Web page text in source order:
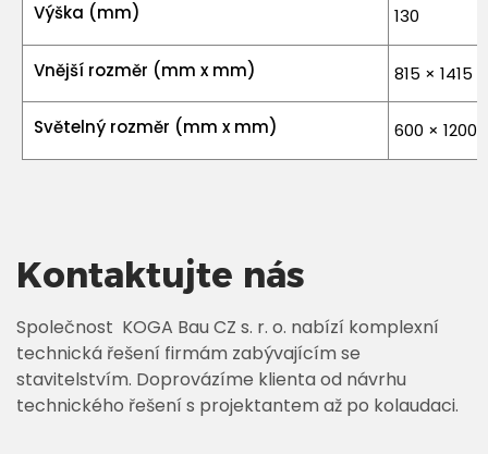
Výška (mm) 130
Vnější rozměr (mm x mm) 815 × 1415
Světelný rozměr (mm x mm) 600 × 1200
Kontaktujte nás
Společnost KOGA Bau CZ s. r. o. nabízí komplexní
technická řešení firmám zabývajícím se
stavitelstvím. Doprovázíme klienta od návrhu
technického řešení s projektantem až po kolaudaci.